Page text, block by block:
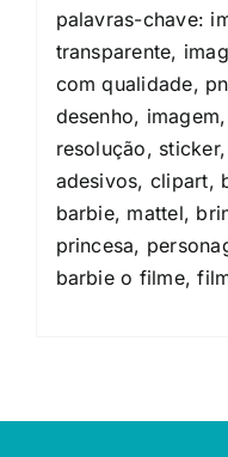
palavras-chave:
transparente,
com qualidade,
desenho,
resolução,
adesivos, clipart,
barbie, mattel,
princesa,
barbie o filme,